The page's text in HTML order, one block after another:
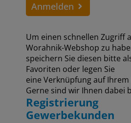
Anmelden
Um einen schnellen Zugriff
Worahnik-Webshop zu
speichern Sie diesen bitte
Favoriten oder legen Sie
eine Verknüpfung auf
Gerne sind wir Ihnen dabei
Registrierung
Gewerbekunden